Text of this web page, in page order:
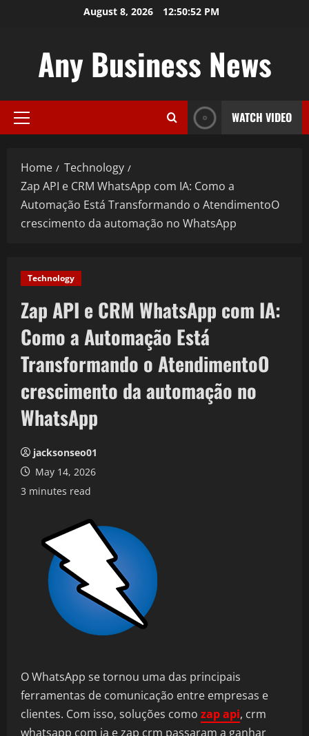
August 8, 2026 12:50:52 PM
Any Business News
Primary
WATCH VIDEO
Home
Technology
Zap API e CRM WhatsApp com IA: Como a
Automação Está Transformando o AtendimentoO
crescimento da automação no WhatsApp
Technology
Zap API e CRM WhatsApp com IA:
Como a Automação Está
Transformando o AtendimentoO
crescimento da automação no
WhatsApp
jacksonseo01
May 14, 2026
3 minutes read
O WhatsApp se tornou uma das principais
ferramentas de comunicação entre empresas e
clientes. Com isso, soluções como zap api, crm
whatsapp com ia e zap crm passaram a ganhar